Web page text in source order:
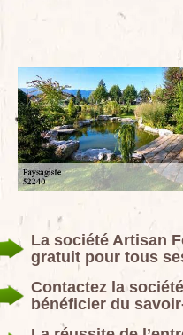
La société Artisan
gratuit pour tous
Contactez la
bénéficier du